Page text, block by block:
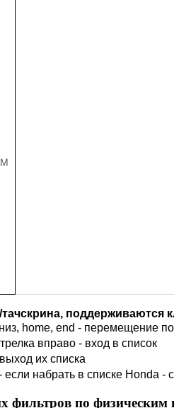
поддерживаются
home, end - перемещение
вправо - вход в список
их списка
набрать в списке Honda -
фильтров по физическим